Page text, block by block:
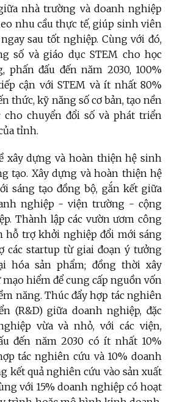
nhà trường và doanh nghiệp
nhu cầu thực tế, giúp sinh viên
sau tốt nghiệp. Cùng với đó,
số và giáo dục STEM cho học
phấn đấu đến năm 2030, 100%
cận với STEM và ít nhất 80%
thức, kỹ năng số cơ bản, tạo nền
cho chuyển đổi số và phát triển
tỉnh.
xây dựng và hoàn thiện hệ sinh
tạo. Xây dựng và hoàn thiện hệ
sáng tạo đồng bộ, gắn kết giữa
nghiệp - viện trường - cộng
Thành lập các vườn ươm công
hỗ trợ khởi nghiệp đổi mới sáng
các startup từ giai đoạn ý tưởng
hóa sản phẩm; đồng thời xây
hiểm để cung cấp nguồn vốn
năng. Thúc đẩy hợp tác nghiên
(R&D) giữa doanh nghiệp, đặc
vừa và nhỏ, với các viện,
đến năm 2030 có ít nhất 10%
tác nghiên cứu và 10% doanh
kết quả nghiên cứu vào sản xuất
với 15% doanh nghiệp có hoạt